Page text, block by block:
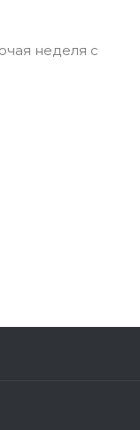
неделя с